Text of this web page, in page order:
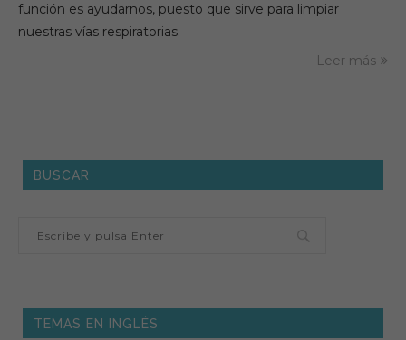
función es ayudarnos, puesto que sirve para limpiar
nuestras vías respiratorias.
Leer más
BUSCAR
TEMAS EN INGLÉS